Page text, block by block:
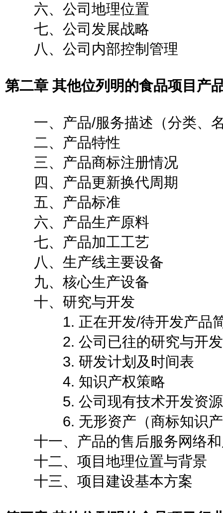
六、公司地理位置
七、公司发展战略
八、公司内部控制管理
第二章 其他位列明的食品项目产
一、产品/服务描述（分类、名
二、产品特性
三、产品商标注册情况
四、产品更新换代周期
五、产品标准
六、产品生产原料
七、产品加工工艺
八、生产线主要设备
九、核心生产设备
十、研究与开发
1. 正在开发/待开发产品
2. 公司已往的研究与开发
3. 研发计划及时间表
4. 知识产权策略
5. 公司现有技术开发资源
6. 无形资产（商标知识产
十一、产品的售后服务网络和
十二、项目地理位置与背景
十三、项目建设基本方案